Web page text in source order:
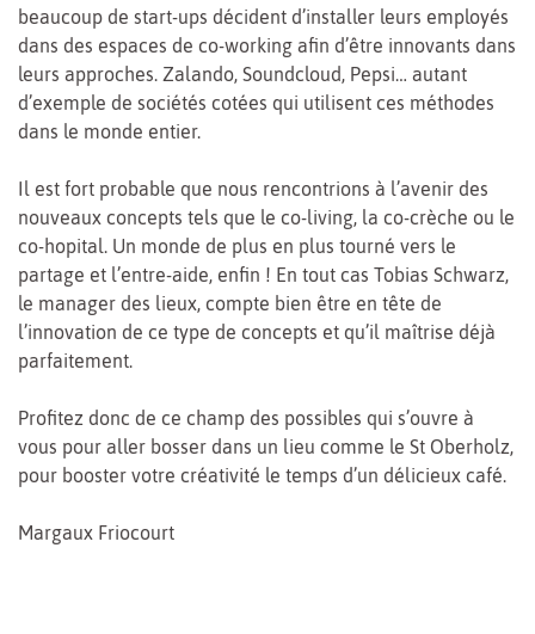
beaucoup de start-ups décident d’installer leurs employés
dans des espaces de co-working afin d’être innovants dans
leurs approches. Zalando, Soundcloud, Pepsi… autant
d’exemple de sociétés cotées qui utilisent ces méthodes
dans le monde entier.
Il est fort probable que nous rencontrions à l’avenir des
nouveaux concepts tels que le co-living, la co-crèche ou le
co-hopital. Un monde de plus en plus tourné vers le
partage et l’entre-aide, enfin ! En tout cas Tobias Schwarz,
le manager des lieux, compte bien être en tête de
l’innovation de ce type de concepts et qu’il maîtrise déjà
parfaitement.
Profitez donc de ce champ des possibles qui s’ouvre à
vous pour aller bosser dans un lieu comme le St Oberholz,
pour booster votre créativité le temps d’un délicieux café.
Margaux Friocourt